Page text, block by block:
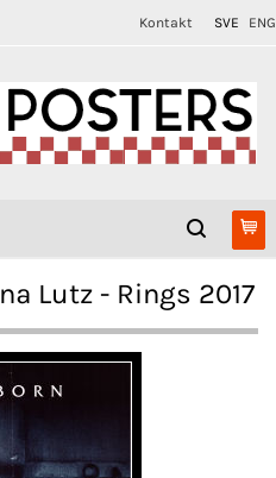
Kontakt SVE ENG
Lutz - Rings 2017